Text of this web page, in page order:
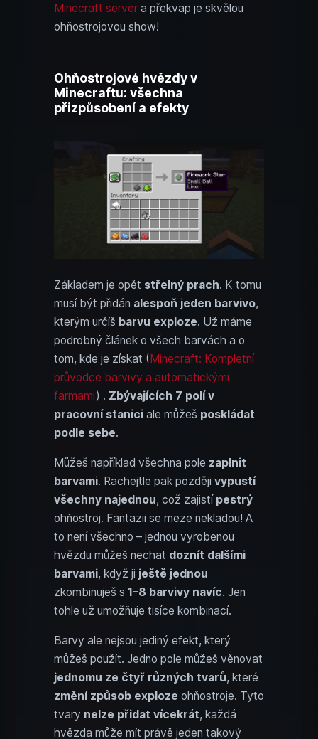
Minecraft server a překvap je skvělou
ohňostrojovou show!
Ohňostrojové hvězdy v
Minecraftu: všechna
přizpůsobení a efekty
Základem je opět střelný prach. K tomu
musí být přidán alespoň jeden barvivo,
kterým určíš barvu exploze. Už máme
podrobný článek o všech barvách a o
tom, kde je získat ( Minecraft: Kompletní
průvodce barvivy a automatickými
farmami) . Zbývajících 7 polí v
pracovní stanici ale můžeš poskládat
podle sebe.
Můžeš například všechna pole zaplnit
barvami. Rachejtle pak později vypustí
všechny najednou, což zajistí pestrý
ohňostroj. Fantazii se meze nekladou! A
to není všechno – jednou vyrobenou
hvězdu můžeš nechat doznít dalšími
barvami, když ji ještě jednou
zkombinuješ s 1–8 barvivy navíc. Jen
tohle už umožňuje tisíce kombinací.
Barvy ale nejsou jediný efekt, který
můžeš použít. Jedno pole můžeš věnovat
jednomu ze čtyř různých tvarů, které
změní způsob exploze ohňostroje. Tyto
tvary nelze přidat vícekrát, každá
hvězda může mít právě jeden takový